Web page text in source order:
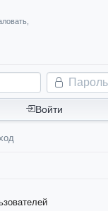
Пароль
Войти